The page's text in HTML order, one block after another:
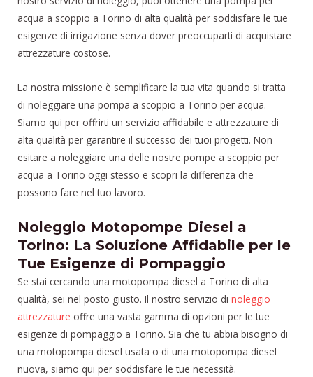
acqua a scoppio a Torino di alta qualità per soddisfare le tue
esigenze di irrigazione senza dover preoccuparti di acquistare
attrezzature costose.
La nostra missione è semplificare la tua vita quando si tratta
di noleggiare una pompa a scoppio a Torino per acqua.
Siamo qui per offrirti un servizio affidabile e attrezzature di
alta qualità per garantire il successo dei tuoi progetti. Non
esitare a noleggiare una delle nostre pompe a scoppio per
acqua a Torino oggi stesso e scopri la differenza che
possono fare nel tuo lavoro.
Noleggio Motopompe Diesel a
Torino: La Soluzione Affidabile per le
Tue Esigenze di Pompaggio
Se stai cercando una motopompa diesel a Torino di alta
qualità, sei nel posto giusto. Il nostro servizio di noleggio
attrezzature offre una vasta gamma di opzioni per le tue
esigenze di pompaggio a Torino. Sia che tu abbia bisogno di
una motopompa diesel usata o di una motopompa diesel
nuova, siamo qui per soddisfare le tue necessità.